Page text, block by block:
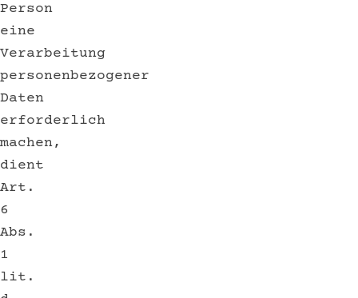
Person
eine
Verarbeitung
personenbezogener
Daten
erforderlich
machen,
dient
Art.
6
Abs.
1
lit.